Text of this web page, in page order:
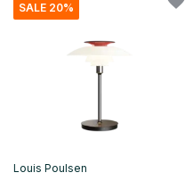
SALE 20%
Louis Poulsen